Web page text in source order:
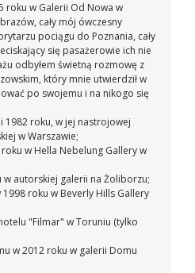
roku w Galerii Od Nowa w
cały mój ówczesny
pociągu do Poznania, cały
się pasażerowie ich nie
odbyłem świetną rozmowę z
który mnie utwierdził w
po swojemu i na nikogo się
1982 roku, w jej nastrojowej
w Warszawie;
w Hella Nebelung Gallery w
w autorskiej galerii na Żoliborzu;
1998 roku w Beverly Hills Gallery
"Filmar" w Toruniu (tylko
w 2012 roku w galerii Domu